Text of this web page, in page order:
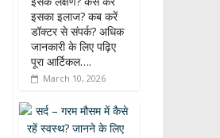
इसका इलाज? कब करें
डॉक्टर से संपर्क? अधिक
जानकारी के लिए पढ़िए
पूरा आर्टिकल….
March 10, 2026